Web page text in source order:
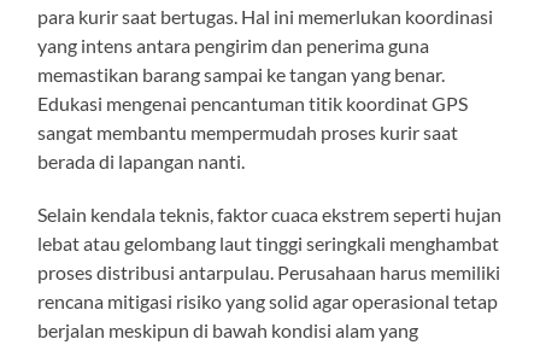
para kurir saat bertugas. Hal ini memerlukan koordinasi
yang intens antara pengirim dan penerima guna
memastikan barang sampai ke tangan yang benar.
Edukasi mengenai pencantuman titik koordinat GPS
sangat membantu mempermudah proses kurir saat
berada di lapangan nanti.
Selain kendala teknis, faktor cuaca ekstrem seperti hujan
lebat atau gelombang laut tinggi seringkali menghambat
proses distribusi antarpulau. Perusahaan harus memiliki
rencana mitigasi risiko yang solid agar operasional tetap
berjalan meskipun di bawah kondisi alam yang